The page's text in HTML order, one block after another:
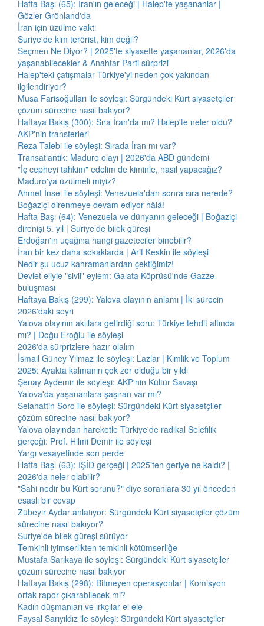
Hafta Başı (65): İran'ın geleceği | Halep'te yaşananlar |
Gözler Grönland'da
İran için üzülme vakti
Suriye'de kim terörist, kim değil?
Seçmen Ne Diyor? | 2025'te siyasette yaşananlar, 2026'da
yaşanabilecekler & Anahtar Parti sürprizi
Halep'teki çatışmalar Türkiye'yi neden çok yakından
ilgilendiriyor?
Musa Farisoğulları ile söyleşi: Sürgündeki Kürt siyasetçiler
çözüm sürecine nasıl bakıyor?
Haftaya Bakış (300): Sıra İran'da mı? Halep'te neler oldu?
AKP'nin transferleri
Reza Talebi ile söyleşi: Sırada İran mı var?
Transatlantik: Maduro olayı | 2026'da ABD gündemi
"İç cepheyi tahkim" edelim de kiminle, nasıl yapacağız?
Maduro'ya üzülmeli miyiz?
Ahmet İnsel ile söyleşi: Venezuela'dan sonra sıra nerede?
Boğaziçi direnmeye devam ediyor hâlâ!
Hafta Başı (64): Venezuela ve dünyanın geleceği | Boğaziçi
direnişi 5. yıl | Suriye’de bilek güreşi
Erdoğan'ın uçağına hangi gazeteciler binebilir?
İran bir kez daha sokaklarda | Arif Keskin ile söyleşi
Nedir şu ucuz kahramanlardan çektiğimiz!
Devlet eliyle "sivil" eylem: Galata Köprüsü'nde Gazze
buluşması
Haftaya Bakış (299): Yalova olayının anlamı | İki sürecin
2026'daki seyri
Yalova olayının akıllara getirdiği soru: Türkiye tehdit altında
mı? | Doğu Eroğlu ile söyleşi
2026'da sürprizlere hazır olalım
İsmail Güney Yılmaz ile söyleşi: Lazlar | Kimlik ve Toplum
2025: Ayakta kalmanın çok zor olduğu bir yıldı
Şenay Aydemir ile söyleşi: AKP'nin Kültür Savaşı
Yalova'da yaşananlara şaşıran var mı?
Selahattin Soro ile söyleşi: Sürgündeki Kürt siyasetçiler
çözüm sürecine nasıl bakıyor?
Yalova olayından hareketle Türkiye'de radikal Selefilik
gerçeği: Prof. Hilmi Demir ile söyleşi
Yargı vesayetinde son perde
Hafta Başı (63): IŞİD gerçeği | 2025'ten geriye ne kaldı? |
2026'da neler olabilir?
"Sahi nedir bu Kürt sorunu?" diye soranlara 30 yıl önceden
esaslı bir cevap
Zübeyir Aydar anlatıyor: Sürgündeki Kürt siyasetçiler çözüm
sürecine nasıl bakıyor?
Suriye'de bilek güreşi sürüyor
Temkinli iyimserlikten temkinli kötümserliğe
Mustafa Sarıkaya ile söyleşi: Sürgündeki Kürt siyasetçiler
çözüm sürecine nasıl bakıyor
Haftaya Bakış (298): Bitmeyen operasyonlar | Komisyon
ortak rapor çıkarabilecek mi?
Kadın düşmanları ve ırkçılar el ele
Faysal Sarıyıldız ile söyleşi: Sürgündeki Kürt siyasetçiler